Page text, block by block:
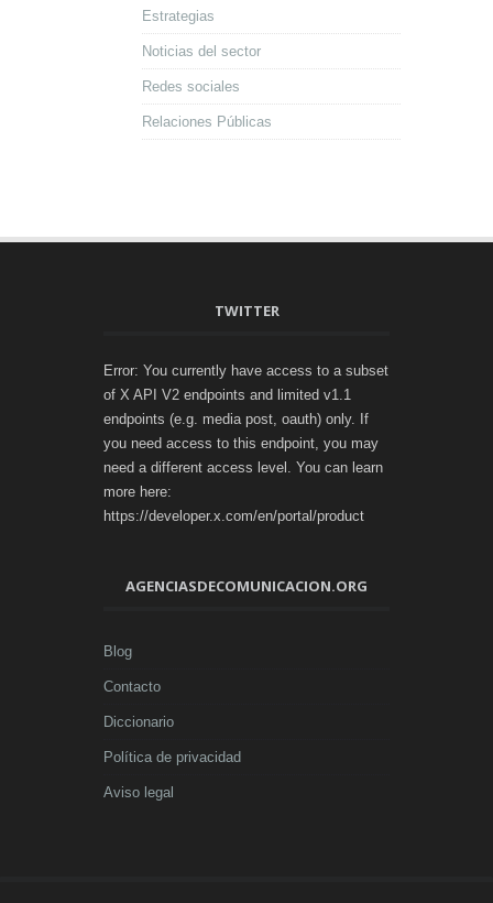
Estrategias
Noticias del sector
Redes sociales
Relaciones Públicas
TWITTER
Error: You currently have access to a subset
of X API V2 endpoints and limited v1.1
endpoints (e.g. media post, oauth) only. If
you need access to this endpoint, you may
need a different access level. You can learn
more here:
https://developer.x.com/en/portal/product
AGENCIASDECOMUNICACION.ORG
Blog
Contacto
Diccionario
Política de privacidad
Aviso legal